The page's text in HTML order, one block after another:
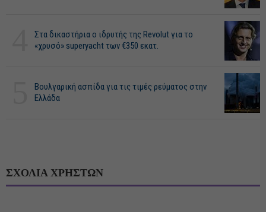
Στα δικαστήρια ο ιδρυτής της Revolut για το
«χρυσό» superyacht των €350 εκατ.
Βουλγαρική ασπίδα για τις τιμές ρεύματος στην
Ελλάδα
ΣΧΟΛΙΑ ΧΡΗΣΤΩΝ